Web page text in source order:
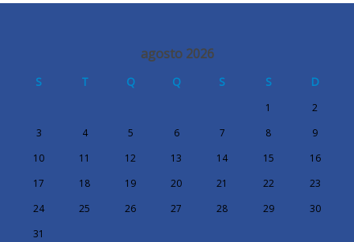
agosto 2026
S T Q Q S S D
1
2
3
4 5 6 7 8
9
10
11 12 13 14 15
16
17
18 19 20 21 22
23
24
25 26 27 28 29
30
31